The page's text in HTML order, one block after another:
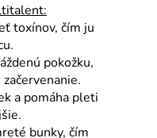
toxínov, čím ju
pokožku,
a pomáha pleti
bunky, čím